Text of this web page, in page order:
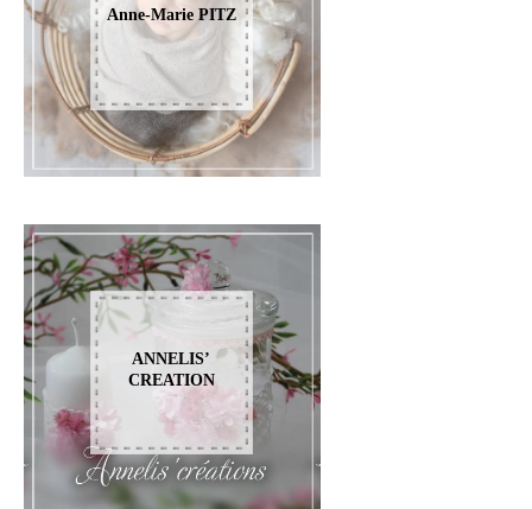
Anne-Marie PITZ
ANNELIS’
CREATION